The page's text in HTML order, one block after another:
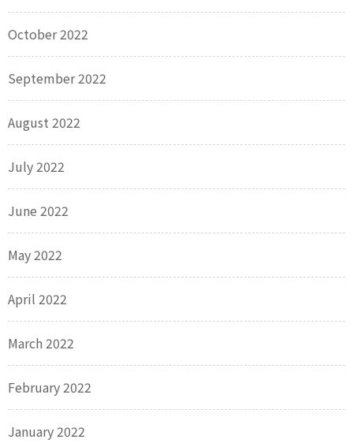
October 2022
September 2022
August 2022
July 2022
June 2022
May 2022
April 2022
March 2022
February 2022
January 2022